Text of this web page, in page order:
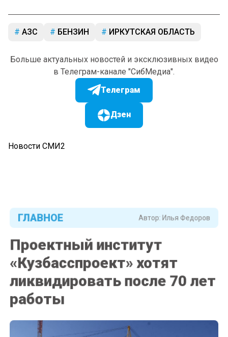
АЗС БЕНЗИН ИРКУТСКАЯ ОБЛАСТЬ
Больше актуальных новостей и эксклюзивных видео
в Телеграм-канале "СибМедиа".
Телеграм
Дзен
Новости СМИ2
ГЛАВНОЕ
Проектный институт
«Кузбасспроект» хотят
ликвидировать после 70 лет
работы